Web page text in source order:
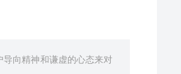
向精神和谦虚的心态来对